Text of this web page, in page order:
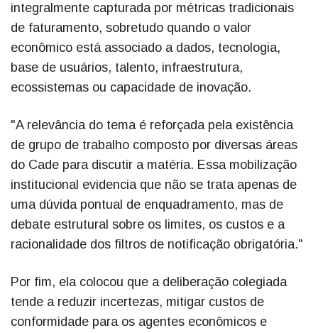
integralmente capturada por métricas tradicionais
de faturamento, sobretudo quando o valor
econômico está associado a dados, tecnologia,
base de usuários, talento, infraestrutura,
ecossistemas ou capacidade de inovação.
"A relevância do tema é reforçada pela existência
de grupo de trabalho composto por diversas áreas
do Cade para discutir a matéria. Essa mobilização
institucional evidencia que não se trata apenas de
uma dúvida pontual de enquadramento, mas de
debate estrutural sobre os limites, os custos e a
racionalidade dos filtros de notificação obrigatória."
Por fim, ela colocou que a deliberação colegiada
tende a reduzir incertezas, mitigar custos de
conformidade para os agentes econômicos e